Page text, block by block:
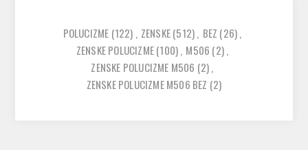
POLUCIZME (122) , ZENSKE(512), BEZ (26),
ZENSKE POLUCIZME(100), M506 (2),
ZENSKE POLUCIZME M506 (2),
ZENSKE POLUCIZME M506 BEZ (2)